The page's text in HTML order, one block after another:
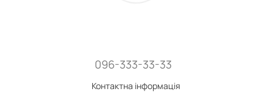
096-333-33-33
Контактна інформація